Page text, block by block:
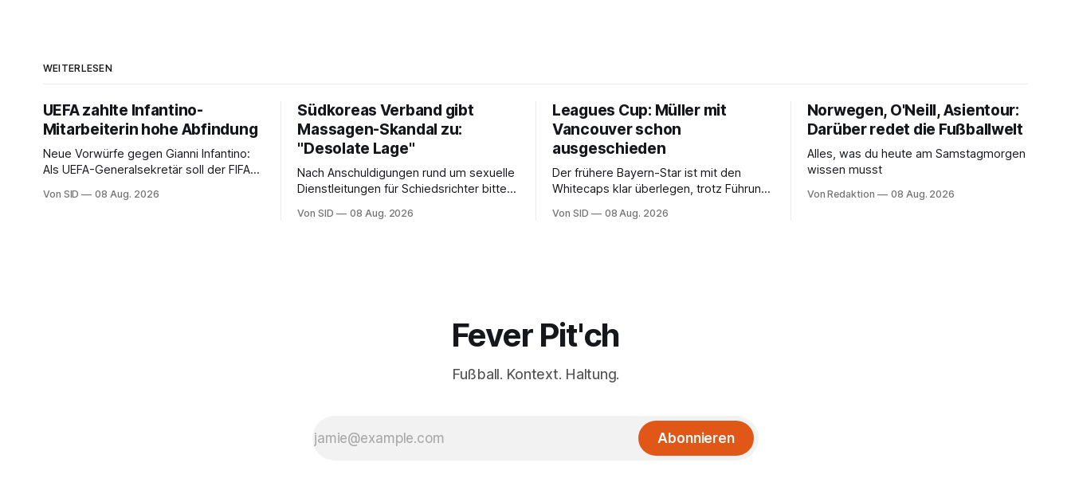
WEITERLESEN
UEFA zahlte Infantino-
Mitarbeiterin hohe Abfindung
Neue Vorwürfe gegen Gianni Infantino:
Als UEFA-Generalsekretär soll der FIFA-
hohe Abfindung ausgehandelt haben.
Von SID 08 Aug. 2026
Südkoreas Verband gibt
Massagen-Skandal zu:
"Desolate Lage"
Nach Anschuldigungen rund um sexuelle
Dienstleitungen für Schiedsrichter bittet
Entschuldigung.
Von SID 08 Aug. 2026
Leagues Cup: Müller mit
Vancouver schon
ausgeschieden
Der frühere Bayern-Star ist mit den
Whitecaps klar überlegen, trotz Führung
Aus abzuwenden.
Von SID 08 Aug. 2026
Norwegen, O'Neill, Asientour:
Darüber redet die Fußballwelt
Alles, was du heute am Samstagmorgen
wissen musst
Von Redaktion 08 Aug. 2026
Fever Pit'ch
Fußball. Kontext. Haltung.
Abonnieren